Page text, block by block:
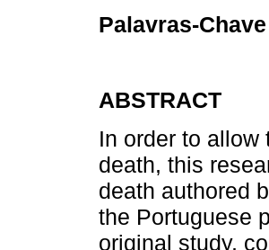
Palavras-Chave
ABSTRACT
In order to
death, this
death authored
the Portuguese
original study,